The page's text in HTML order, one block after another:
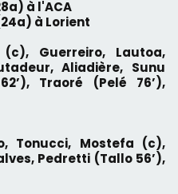
à l'ACA
à Lorient
Guerreiro, Lautoa,
Aliadière, Sunu
Traoré (Pelé 76’),
Tonucci, Mostefa (c),
Pedretti (Tallo 56’),